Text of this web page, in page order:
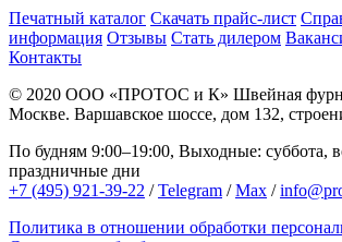
Печатный каталог Скачать прайс-лист
информация Отзывы Стать дилером
Контакты
© 2020 ООО «ПРОТОС и К» Швейная
Москве. Варшавское шоссе, дом 132,
По будням 9:00–19:00, Выходные: суббота,
праздничные дни
+7 (495) 921-39-22 /Telegram /Max /
Политика в отношении обработки